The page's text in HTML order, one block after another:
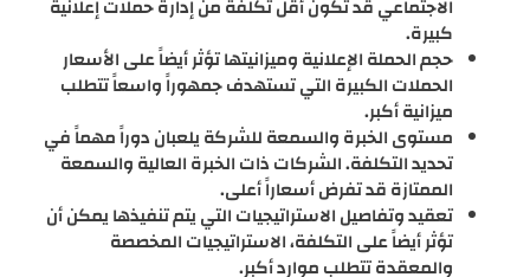
الاجتماعي قد تكون أقل تكلفة من إدارة حملات إعلانية
كبيرة.
حجم الحملة الإعلانية وميزانيتها تؤثر أيضاً على الأسعار
الحملات الكبيرة التي تستهدف جمهوراً واسعاً تتطلب
ميزانية أكبر.
مستوى الخبرة والسمعة للشركة يلعبان دوراً مهماً في
تحديد التكلفة. الشركات ذات الخبرة العالية والسمعة
الممتازة قد تفرض أسعاراً أعلى.
تعقيد وتفاصيل الاستراتيجيات التي يتم تنفيذها يمكن أن
تؤثر أيضاً على التكلفة، الاستراتيجيات المخصصة
والمعقدة تتطلب موارد أكبر.